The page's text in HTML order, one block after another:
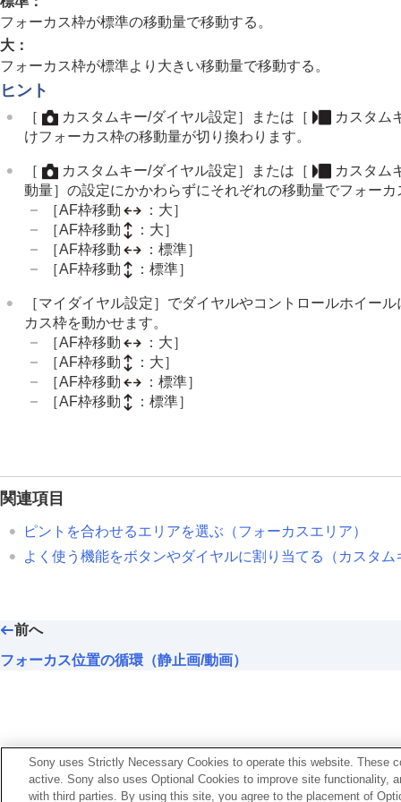
フォーカススタンダード
フォーカスエリア登録機能
フォーカスエリア限定 （静止画/動画
フォーカス位置の循環
AF枠の移動量（静止画/動画）
フォーカスエリア枠色（静止画/動画
フォーカスエリア自動消灯
トラッキング中エリア枠表示
AF-Cエリア表示
位相差AFエリア表示
横切りへのAF特性
速度変化へのAF追従
AFトランジション速度
AF乗り移り感度
フォーカスホールド
AF-S時の優先設定
プリセットフォーカス/ズーム
ピント拡大時間（静止画/動画）
ピント拡大初期倍率（静止画）
フォーカス枠が標準の移動量で移動する。
大 ：
フォーカス枠が標準より大きい移動量で移動する。
ヒント
［ カスタムキー/ダイヤル設定］ または ［
カスタム
けフォーカス枠の移動量が切り換わります。
［ カスタムキー/ダイヤル設定］ または ［
カスタム
動量］の設定にかかわらずにそれぞれの移動量でフォー
［AF枠移動
：大］
［AF枠移動
：大］
［AF枠移動
：標準］
［AF枠移動
：標準］
［マイダイヤル設定］ でダイヤルやコントロールホイー
カス枠を動かせます。
［AF枠移動
：大］
［AF枠移動
：大］
［AF枠移動
：標準］
［AF枠移動
：標準］
関連項目
ピントを合わせるエリアを選ぶ（フォーカスエリア）
よく使う機能をボタンやダイヤルに割り当てる（ カスタム
前へ
フォーカス位置の循環（静止画/動画）
Sony uses Strictly Necessary Cookies to operate this website. These
active. Sony also uses Optional Cookies to improve site functionality,
with third parties. By using this site, you agree to the placement of